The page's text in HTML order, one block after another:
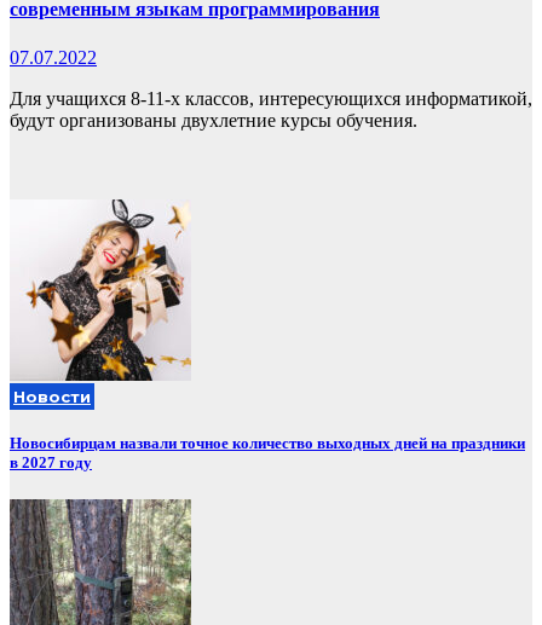
современным языкам программирования
07.07.2022
Для учащихся 8-11-х классов, интересующихся информатикой,
будут организованы двухлетние курсы обучения.
Новости
Новосибирцам назвали точное количество выходных дней на праздники
в 2027 году